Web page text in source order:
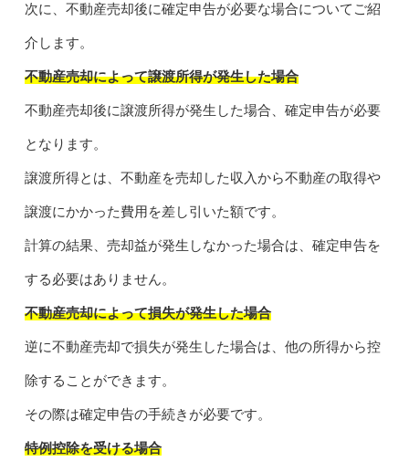
次に、不動産売却後に確定申告が必要な場合についてご紹
介します。
不動産売却によって譲渡所得が発生した場合
不動産売却後に譲渡所得が発生した場合、確定申告が必要
となります。
譲渡所得とは、不動産を売却した収入から不動産の取得や
譲渡にかかった費用を差し引いた額です。
計算の結果、売却益が発生しなかった場合は、確定申告を
する必要はありません。
不動産売却によって損失が発生した場合
逆に不動産売却で損失が発生した場合は、他の所得から控
除することができます。
その際は確定申告の手続きが必要です。
特例控除を受ける場合